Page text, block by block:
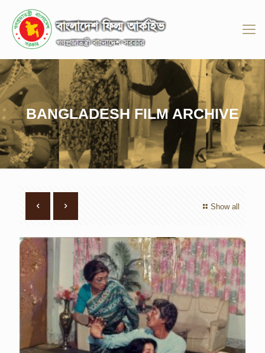
BANGLADESH FILM ARCHIVE
Show all